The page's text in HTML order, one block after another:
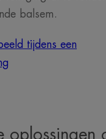
balsem.
tijdens een
oplossingen